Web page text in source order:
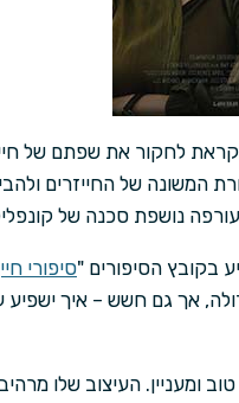
לחקור את שפתם של
של החייזרים
נושפת סכנה של
בקובץ הסיפורים "סיפורי
אך גם חשש – איך ישפיע
ומעניין. העיצוב שלו